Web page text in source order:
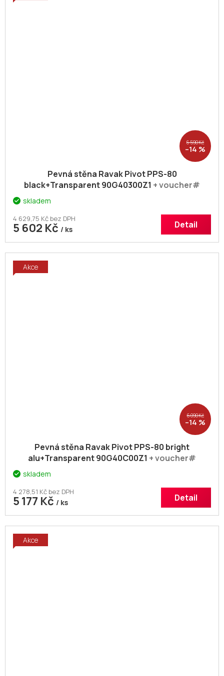
6 590 Kč
–14 %
Pevná stěna Ravak Pivot PPS-80
black+Transparent 90G40300Z1 + voucher#
skladem
4 629,75 Kč bez DPH
5 602 Kč / ks Detail
Akce
6 090 Kč
–14 %
Pevná stěna Ravak Pivot PPS-80 bright
alu+Transparent 90G40C00Z1 + voucher#
skladem
4 278,51 Kč bez DPH
5 177 Kč / ks Detail
Akce